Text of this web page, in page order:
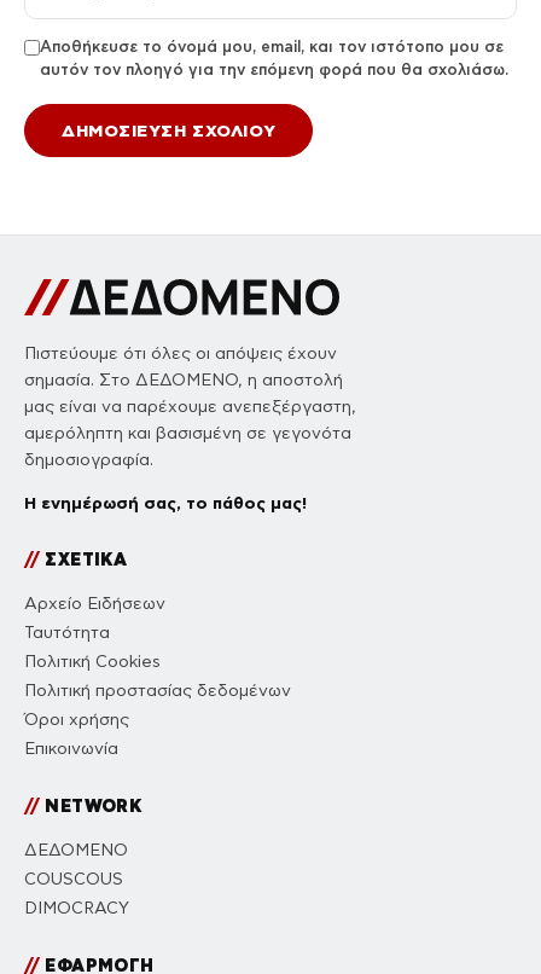
Αποθήκευσε το όνομά μου, email, και τον ιστότοπο μου σε
αυτόν τον πλοηγό για την επόμενη φορά που θα σχολιάσω.
Πιστεύουμε ότι όλες οι απόψεις έχουν
σημασία. Στο ΔΕΔΟΜΕΝΟ, η αποστολή
μας είναι να παρέχουμε ανεπεξέργαστη,
αμερόληπτη και βασισμένη σε γεγονότα
δημοσιογραφία.
Η ενημέρωσή σας, το πάθος μας!
//ΣΧΕΤΙΚΑ
Αρχείο Ειδήσεων
Ταυτότητα
Πολιτική Cookies
Πολιτική προστασίας δεδομένων
Όροι χρήσης
Επικοινωνία
//NETWORK
ΔΕΔΟΜΕΝΟ
COUSCOUS
DIMOCRACY
//ΕΦΑΡΜΟΓΗ